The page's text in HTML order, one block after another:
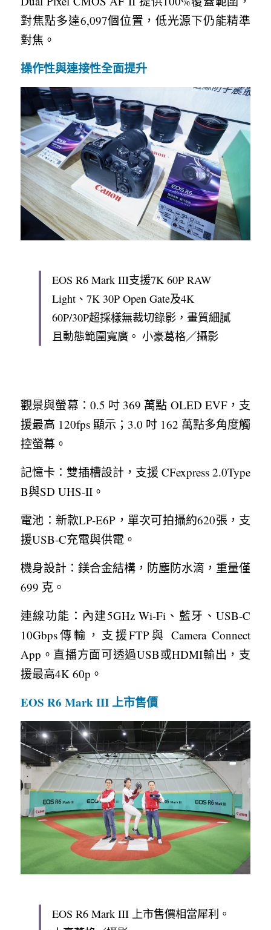
對焦點多達6,097個位置，低光源下仍能精準
對焦。
操作性與連接性全面提升
EOS R6 Mark III支援7K 60P RAW
Light、7K 30P Open Gate及4K
60P/30P超採樣無裁切錄影，畫質細膩
且動態範圍寬廣。 小豪葛格／攝影
觀景與螢幕：0.5 吋 369 萬點 OLED EVF，支
援最高 120fps 顯示；3.0 吋 162 萬點多角度觸
控螢幕。
記憶卡：雙插槽設計，支援 CFexpress 2.0Type
B與SD UHS-II。
電池：新款LP-E6P，單次可拍攝約620張，支
援USB-C充電與供電。
機身設計：鎂合金結構，防塵防水滴，重量僅
699 克。
連線功能：內建5GHz Wi-Fi、藍牙、USB-C
10Gbps傳輸，支援FTP與 Camera Connect
App。直播方面可透過USB或HDMI輸出，支
援最高4K 60p。
EOS R6 Mark III 上市售價
EOS R6 Mark III 上市售價相當犀利。